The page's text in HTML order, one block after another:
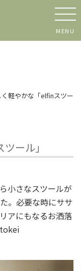
MENU
軽やかな「elfinスツー
ール」
小さなスツールが
。必要な時にササ
アにもなるお洒落